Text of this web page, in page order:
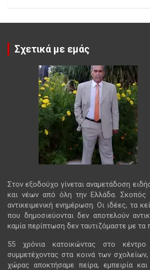
Σχετικά με εμάς
Στον εξοδούχο γίνεται αναμετάδοση
και νέων από όλη την Ελλάδα. Σκοπός
αντικειμενική ενημέρωση. Οι ιδέες, τα
που δημοσιεύονται δεν αποτελούν
καμία περίπτωση δεν ταυτιζόμαστε με τα
55 χρόνια κατοικώντας στο
συμμετέχοντας στα κοινά των
χώρας αποκτήσαμε πείρα, εμπειρία